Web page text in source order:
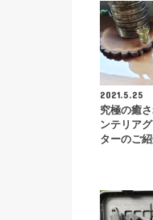
2021.5.25
究極の癒
ンテリア
ターのご